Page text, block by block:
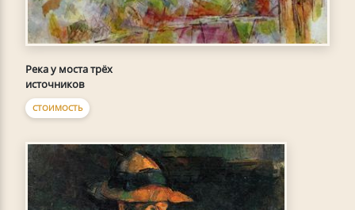
Река у моста трёх
источников
СТОИМОСТЬ